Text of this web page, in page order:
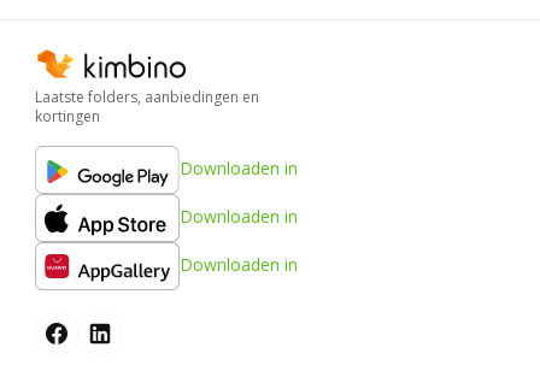
Laatste folders, aanbiedingen en
kortingen
Downloaden in
Downloaden in
Downloaden in